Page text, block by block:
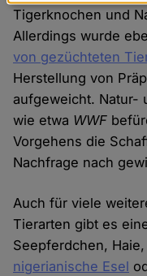
Tigerknochen und
Allerdings wurde
von gezüchteten
Herstellung von
aufgeweicht. Natur-
wie etwa WWF
Vorgehens die
Nachfrage nach
Auch für viele
Tierarten gibt es
Seepferdchen,
nigerianische Esel
Daten
und
Cookies